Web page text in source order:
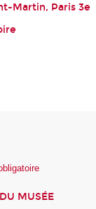
Martin, Paris 3e
MUSÉE